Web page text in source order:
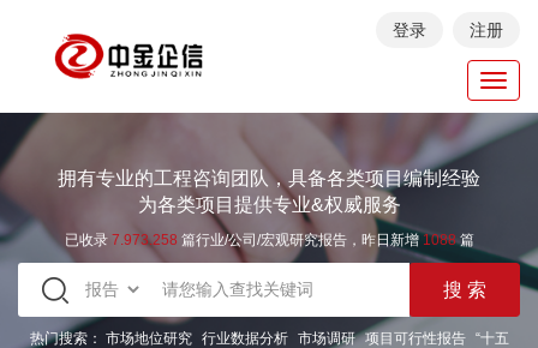
登录 注册
拥有专业的工程咨询团队，具备各类项目编制经验
为各类项目提供专业&权威服务
已收录 7.973.258 篇行业/公司/宏观研究报告，昨日新增 1088篇
热门搜索： 市场地位研究 行业数据分析 市场调研 项目可行性报告
“十五